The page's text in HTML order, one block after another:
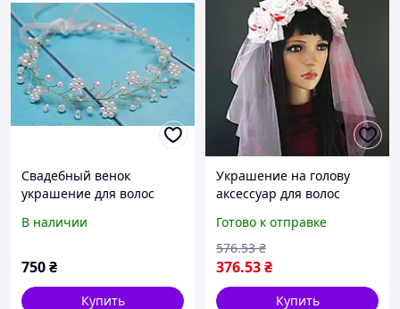
Свадебный венок
украшение для волос
прическу для невесты
В наличии
750₴
Купить
Украшение на голову
аксессуар для волос
карнавал приколов образ
хэллоуин вечеринка
Готово к отправке
376.53₴
576.53 ₴
Купить